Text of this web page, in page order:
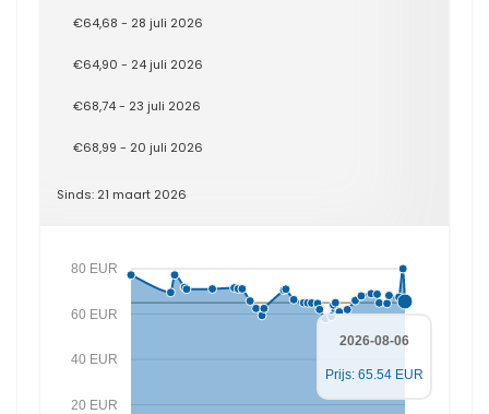
€64,68 - 28 juli 2026
€64,90 - 24 juli 2026
€68,74 - 23 juli 2026
€68,99 - 20 juli 2026
Sinds: 21 maart 2026
20 EUR
40 EUR
60 EUR
80 EUR
2026-08-06
Prijs: 65.54 EUR